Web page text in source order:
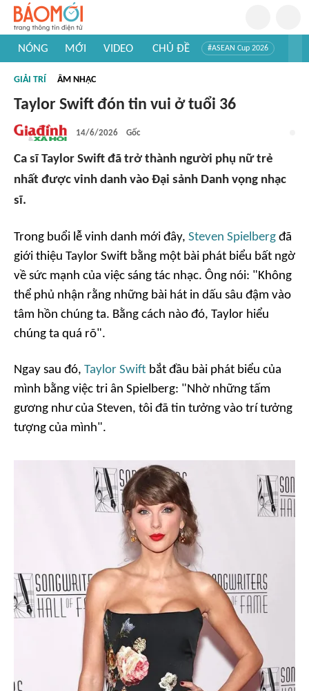
NÓNG MỚI VIDEO CHỦ ĐỀ #ASEAN Cup 2026
#Khám phá thế giới
GIẢI TRÍ ÂM NHẠC
Taylor Swift đón tin vui ở tuổi 36
14/6/2026 Gốc
Ca sĩ Taylor Swift đã trở thành người phụ nữ trẻ
nhất được vinh danh vào Đại sảnh Danh vọng nhạc
sĩ.
Trong buổi lễ vinh danh mới đây, Steven Spielberg đã
giới thiệu Taylor Swift bằng một bài phát biểu bất ngờ
về sức mạnh của việc sáng tác nhạc. Ông nói: "Không
thể phủ nhận rằng những bài hát in dấu sâu đậm vào
tâm hồn chúng ta. Bằng cách nào đó, Taylor hiểu
chúng ta quá rõ".
Ngay sau đó, Taylor Swift bắt đầu bài phát biểu của
mình bằng việc tri ân Spielberg: "Nhờ những tấm
gương như của Steven, tôi đã tin tưởng vào trí tưởng
tượng của mình".